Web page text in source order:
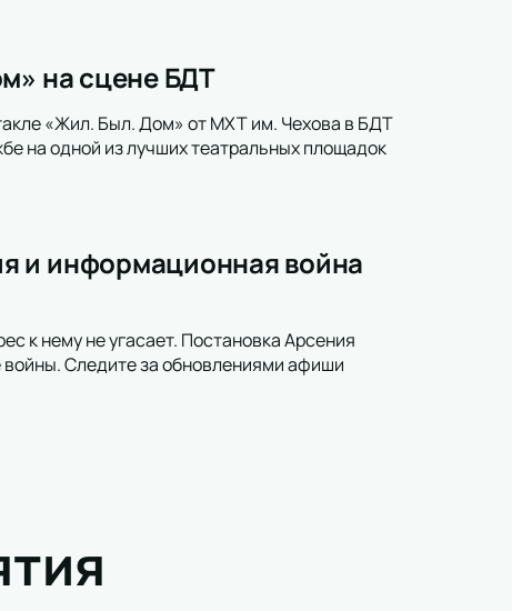
на сцене БДТ
«Жил. Был. Дом» от МХТ им. Чехова в БДТ
на одной из лучших театральных площадок
и информационная война
к нему не угасает. Постановка Арсения
Следите за обновлениями афиши